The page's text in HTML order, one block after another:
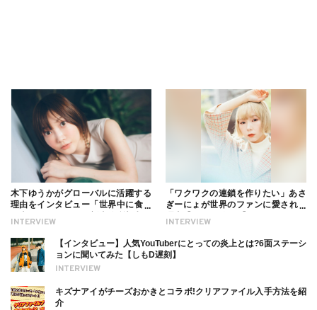
INTERVIEW
木下ゆうかがグローバルに活躍する
理由をインタビュー「世界中に食べ
ついても
INTERVIEW
「ワクワクの連鎖を作りたい」あさ
ぎーにょが世界のファンに愛される
INTERVIEW
【インタビュー】人気YouTuberにとっての炎上とは?6面ステーシ
ョンに聞いてみた【しもD遅刻】
キズナアイがチーズおかきとコラボ!クリアファイル入手方法を紹
介